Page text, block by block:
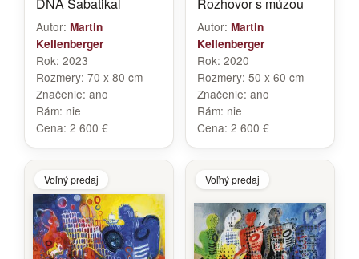
Autor: Martin
Kellenberger
Rok: 2023
Rozmery: 70 x 80 cm
Značenie: ano
Rám: nie
Cena: 2 600 €
Autor: Martin
Kellenberger
Rok: 2020
Rozmery: 50 x 60 cm
Značenie: ano
Rám: nie
Cena: 2 600 €
Voľný predaj Voľný predaj